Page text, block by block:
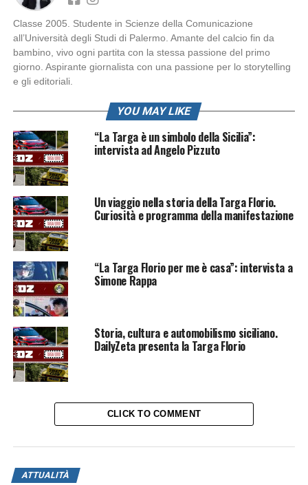
Classe 2005. Studente in Scienze della Comunicazione
all’Università degli Studi di Palermo. Amante del calcio fin da
bambino, vivo ogni partita con la stessa passione del primo
giorno. Aspirante giornalista con una passione per lo storytelling
e gli editoriali.
YOU MAY LIKE
“La Targa è un simbolo della Sicilia”:
intervista ad Angelo Pizzuto
Un viaggio nella storia della Targa Florio.
Curiosità e programma della manifestazione
“La Targa Florio per me è casa”: intervista a
Simone Rappa
Storia, cultura e automobilismo siciliano.
DailyZeta presenta la Targa Florio
CLICK TO COMMENT
ATTUALITÀ